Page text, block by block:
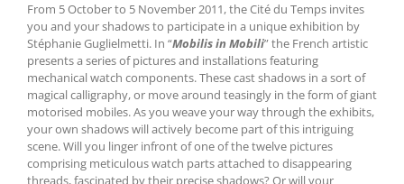
From 5 October to 5 November 2011, the Cité du Temps invites
you and your shadows to participate in a unique exhibition by
Stéphanie Guglielmetti. In “Mobilis in Mobili” the French artistic
presents a series of pictures and installations featuring
mechanical watch components. These cast shadows in a sort of
magical calligraphy, or move around teasingly in the form of giant
motorised mobiles. As you weave your way through the exhibits,
your own shadows will actively become part of this intriguing
scene. Will you linger infront of one of the twelve pictures
comprising meticulous watch parts attached to disappearing
threads, fascinated by their precise shadows? Or will your